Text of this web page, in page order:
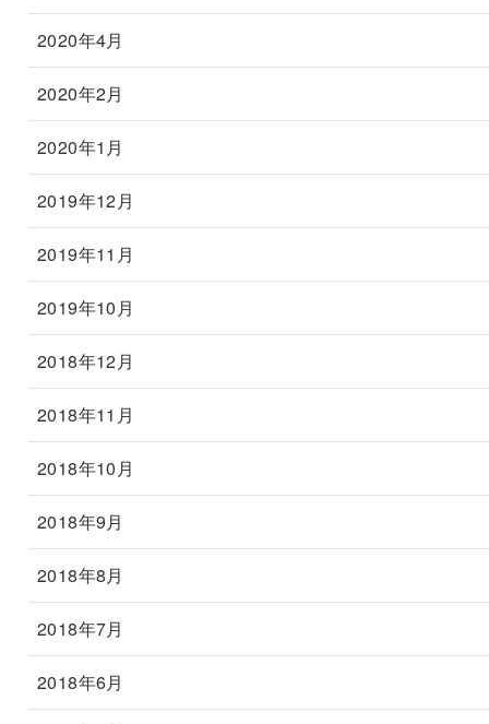
2020年4月
2020年2月
2020年1月
2019年12月
2019年11月
2019年10月
2018年12月
2018年11月
2018年10月
2018年9月
2018年8月
2018年7月
2018年6月